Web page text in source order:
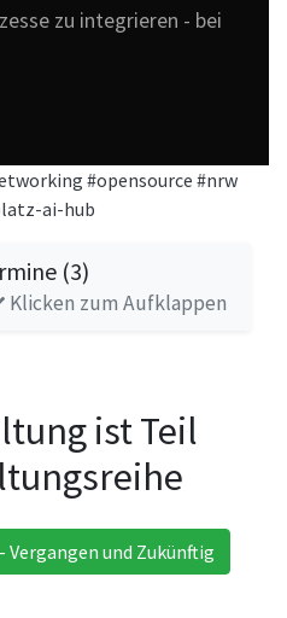
zu integrieren - bei
#opensource #nrw
ai-hub
(3)
Klicken zum Aufklappen
ist Teil
Vergangen und Zukünftig